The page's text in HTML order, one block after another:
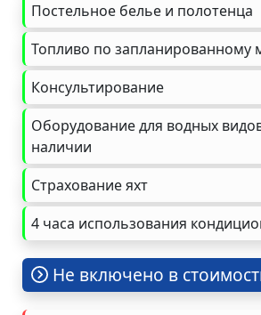
Постельное белье и полотенца
Топливо по запланированному
Консультирование
Оборудование для водных
наличии
Страхование яхт
4 часа использования
Не включено в